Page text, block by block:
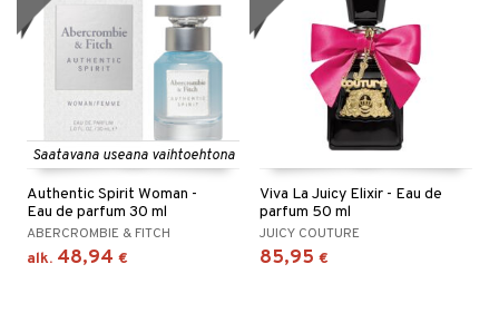
Saatavana useana vaihtoehtona
Authentic Spirit Woman -
Eau de parfum 30 ml
ABERCROMBIE & FITCH
alk. 48,94 €
Viva La Juicy Elixir - Eau de
parfum 50 ml
JUICY COUTURE
85,95 €